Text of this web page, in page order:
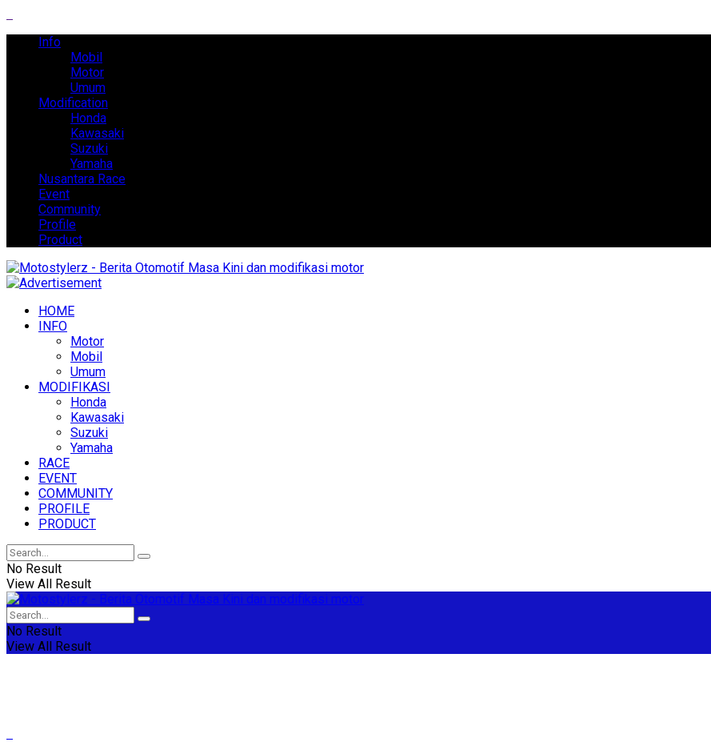
Info
Mobil
Motor
Umum
Modification
Honda
Kawasaki
Suzuki
Yamaha
Nusantara Race
Event
Community
Profile
Product
HOME
INFO
Motor
Mobil
Umum
MODIFIKASI
Honda
Kawasaki
Suzuki
Yamaha
RACE
EVENT
COMMUNITY
PROFILE
PRODUCT
No Result
View All Result
No Result
View All Result